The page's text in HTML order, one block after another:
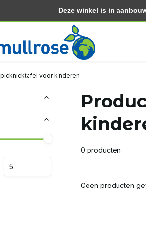
Gratis thuisbezorgd vanaf 30.- (NL)
picknicktafel voor kinderen
0 producten
Geen producten
Deze winkel is in